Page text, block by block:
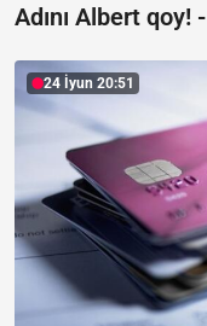
Adını Albert qoy! -
24 İyun 20:51